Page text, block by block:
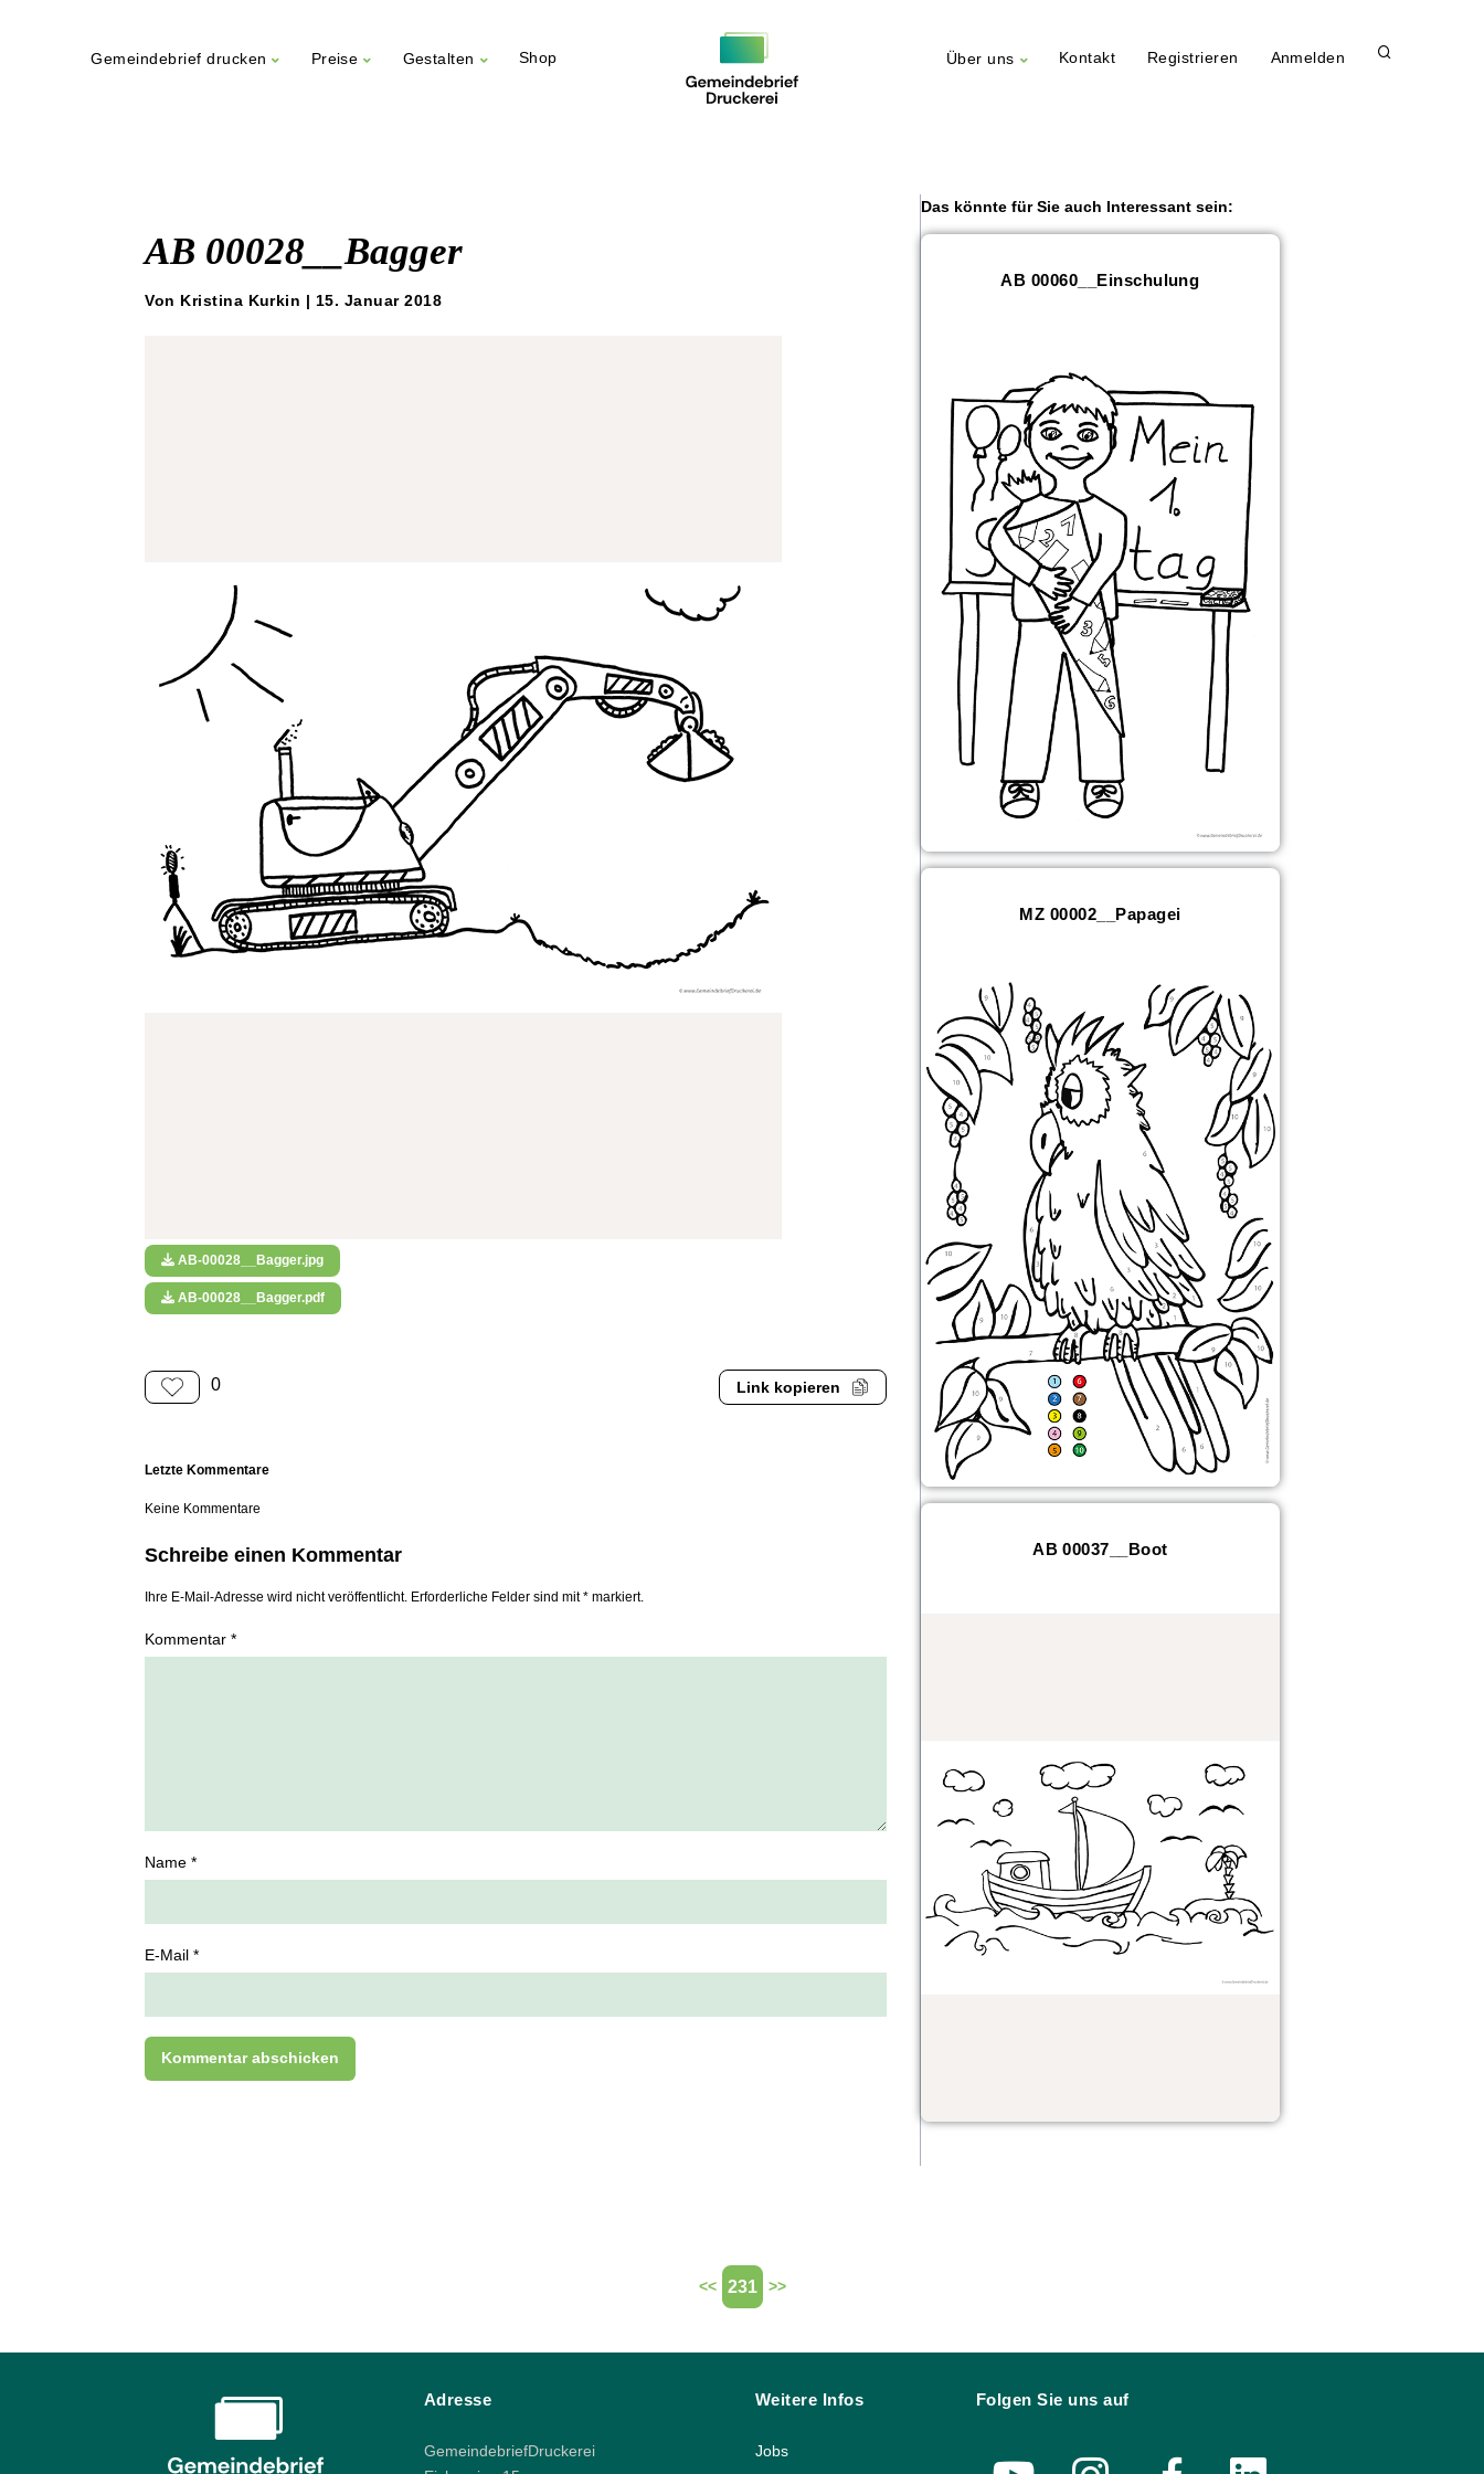
Gemeindebrief drucken Preise Gestalten Shop Über uns Kontakt Registrieren Anmelden
AB 00028__Bagger
Von Kristina Kurkin | 15. Januar 2018
AB-00028__Bagger.jpg
AB-00028__Bagger.pdf
0 Link kopieren
Letzte Kommentare
Keine Kommentare
Schreibe einen Kommentar
Ihre E-Mail-Adresse wird nicht veröffentlicht. Erforderliche Felder sind mit * markiert.
Kommentar *
Name *
E-Mail *
Das könnte für Sie auch Interessant sein:
AB 00060__Einschulung
MZ 00002__Papagei
AB 00037__Boot
<< 231 >>
Adresse
GemeindebriefDruckerei
Weitere Infos
Jobs
Folgen Sie uns auf